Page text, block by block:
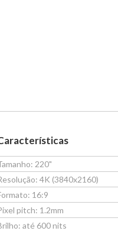
220"
4K (3840x2160)
16:9
pitch: 1.2mm
até 600 nits